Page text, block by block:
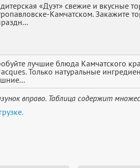
«Дуэт» свежие и вкусные
Камчатском. Закажите
лучшие блюда Камчатского
Только натуральные
вправо. Таблица содержит